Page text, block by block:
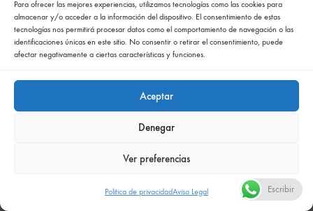
Para ofrecer las mejores experiencias, utilizamos tecnologías como las cookies para
almacenar y/o acceder a la información del dispositivo. El consentimiento de estas
tecnologías nos permitirá procesar datos como el comportamiento de navegación o las
identificaciones únicas en este sitio. No consentir o retirar el consentimiento, puede
afectar negativamente a ciertas características y funciones.
Aceptar
Denegar
Ver preferencias
Politica de privacidadAviso Legal
Política integrada de gestión
Comunicación de la política de responsabilidad social empresarial
Escribir